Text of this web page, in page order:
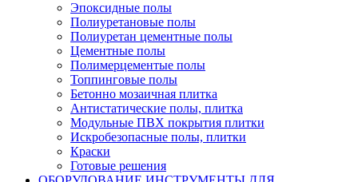
Эпоксидные полы
Полиуретановые полы
Полиуретан цементные полы
Цементные полы
Полимерцементые полы
Топпинговые полы
Бетонно мозаичная плитка
Антистатические полы, плитка
Модульные ПВХ покрытия плитки
Искробезопасные полы, плитки
Краски
Готовые решения